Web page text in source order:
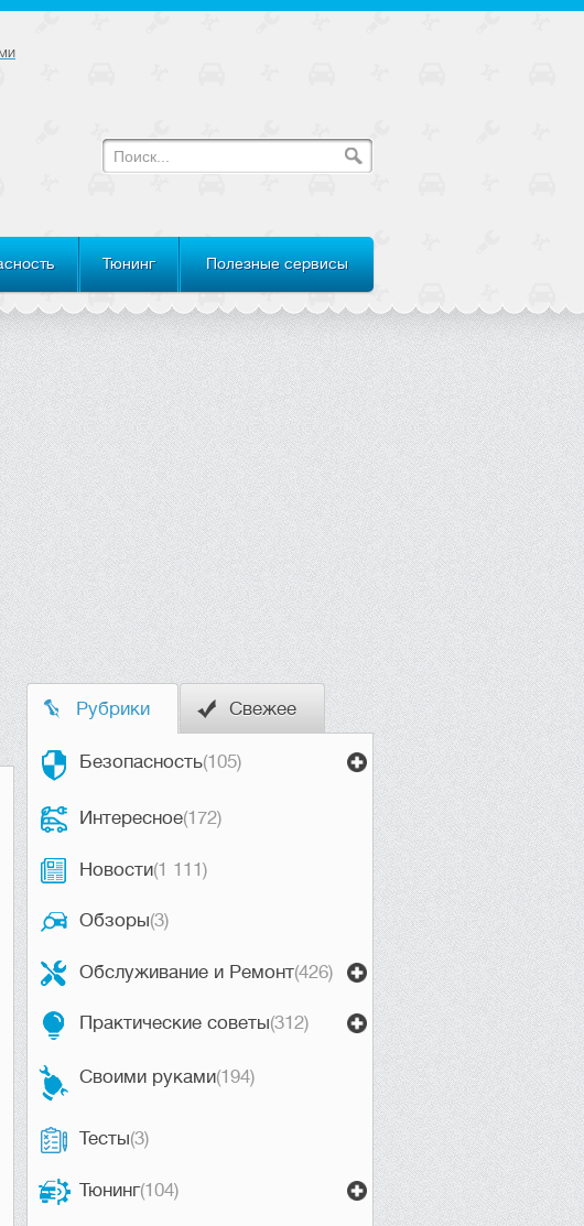
Тюнинг Полезные сервисы
Рубрики Свежее
Безопасность(105)
Интересное(172)
Новости(1 111)
Обзоры(3)
Обслуживание и Ремонт(426)
Практические советы(312)
Своими руками(194)
Тесты(3)
Тюнинг(104)